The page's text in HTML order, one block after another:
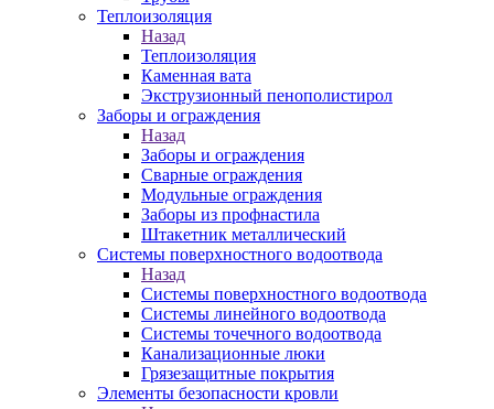
Теплоизоляция
Назад
Теплоизоляция
Каменная вата
Экструзионный пенополистирол
Заборы и ограждения
Назад
Заборы и ограждения
Сварные ограждения
Модульные ограждения
Заборы из профнастила
Штакетник металлический
Системы поверхностного водоотвода
Назад
Системы поверхностного водоотвода
Системы линейного водоотвода
Системы точечного водоотвода
Канализационные люки
Грязезащитные покрытия
Элементы безопасности кровли